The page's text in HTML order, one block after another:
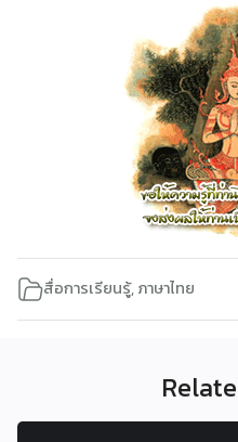
สื่อการเรียนรู้,ภาษาไทย